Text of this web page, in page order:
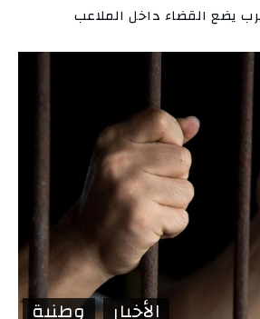
يضع القضاء داخل الملاعب
الأخبار وطنية